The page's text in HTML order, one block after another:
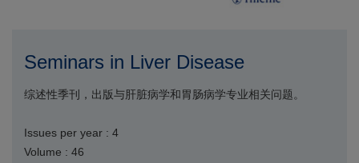
Seminars in Liver Disease
综述性季刊，出版与肝脏病学和胃肠病学专业相关问题。
Issues per year : 4
Volume : 46